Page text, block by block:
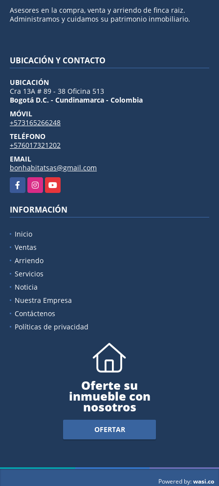
Asesores en la compra, venta y arriendo de finca raiz.
Administramos y cuidamos su patrimonio inmobiliario.
UBICACIÓN Y CONTACTO
UBICACIÓN
Cra 13A # 89 - 38 Oficina 513
Bogotá D.C. - Cundinamarca - Colombia
MÓVIL
+573165266248
TELÉFONO
+576017321202
EMAIL
bonhabitatsas@gmail.com
FacebookInstagramYouTube
INFORMACIÓN
Inicio
Ventas
Arriendo
Servicios
Noticia
Nuestra Empresa
Contáctenos
Políticas de privacidad
Oferte su
inmueble con
nosotros
OFERTAR
Powered by:wasi.co